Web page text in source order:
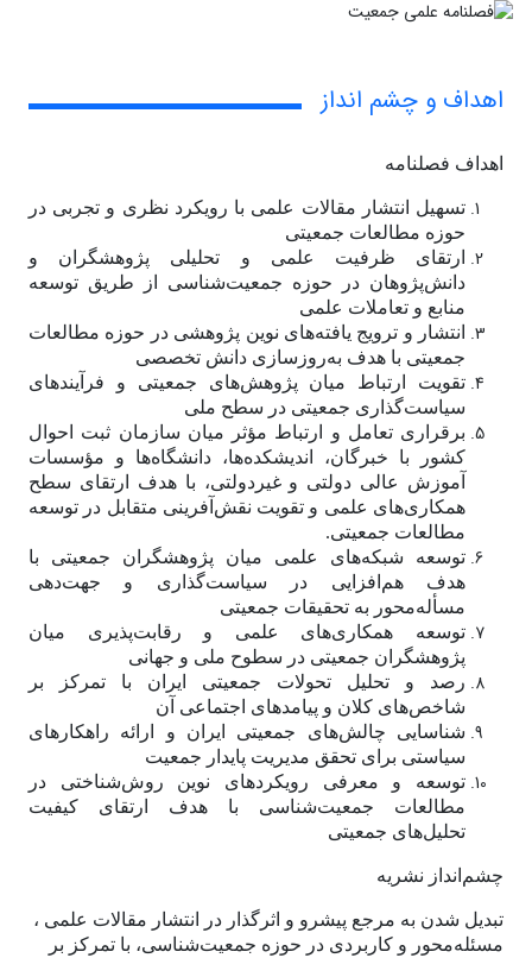
اهداف و چشم انداز
اهداف فصلنامه
تسهیل انتشار مقالات علمی با رویکرد نظری و تجربی در
حوزه مطالعات جمعیتی
ارتقای ظرفیت علمی و تحلیلی پژوهشگران و
دانش‌پژوهان در حوزه جمعیت‌شناسی از طریق توسعه
منابع و تعاملات علمی
انتشار و ترویج یافته‌های نوین پژوهشی در حوزه مطالعات
جمعیتی با هدف به‌روزسازی دانش تخصصی
تقویت ارتباط میان پژوهش‌های جمعیتی و فرآیندهای
سیاست‌گذاری جمعیتی در سطح ملی
برقراری تعامل و ارتباط مؤثر میان سازمان ثبت احوال
کشور با خبرگان، اندیشکده‌ها، دانشگاه‌ها و مؤسسات
آموزش عالی دولتی و غیردولتی، با هدف ارتقای سطح
همکاری‌های علمی و تقویت نقش‌آفرینی متقابل در توسعه
مطالعات جمعیتی.
توسعه شبکه‌های علمی میان پژوهشگران جمعیتی با
هدف هم‌افزایی در سیاست‌گذاری و جهت‌دهی
مسأله‌محور به تحقیقات جمعیتی
توسعه همکاری‌های علمی و رقابت‌پذیری میان
پژوهشگران جمعیتی در سطوح ملی و جهانی
رصد و تحلیل تحولات جمعیتی ایران با تمرکز بر
شاخص‌های کلان و پیامدهای اجتماعی آن
شناسایی چالش‌های جمعیتی ایران و ارائه راهکارهای
سیاستی برای تحقق مدیریت پایدار جمعیت
توسعه و معرفی رویکردهای نوین روش‌شناختی در
مطالعات جمعیت‌شناسی با هدف ارتقای کیفیت
تحلیل‌های جمعیتی
چشم‌انداز نشریه
تبدیل شدن به مرجع پیشرو و اثرگذار در انتشار مقالات علمی ،
مسئله‌محور و کاربردی در حوزه جمعیت‌شناسی، با تمرکز بر